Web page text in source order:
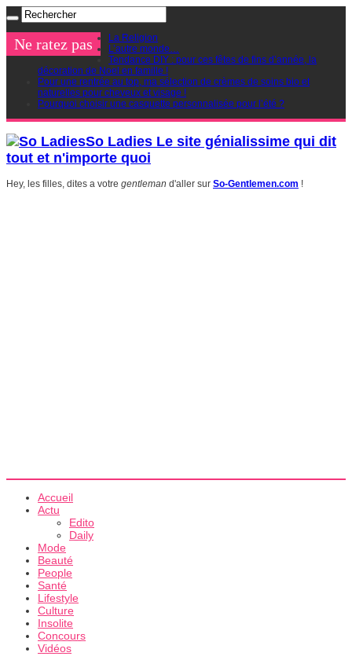
Ne ratez pas
La Religion
L’autre monde…
Tendance DIY : pour ces fêtes de fins d’année, la
décoration de Noel en famille !
Pour une rentrée au top, ma sélection de crèmes de soins bio et
naturelles pour cheveux et visage !
Pourquoi choisir une casquette personnalisée pour l’été ?
So Ladies Le site génialissime qui dit
tout et n'importe quoi
Hey, les filles, dites a votre gentleman d'aller sur So-Gentlemen.com !
Accueil
Actu
Edito
Daily
Mode
Beauté
People
Santé
Lifestyle
Culture
Insolite
Concours
Vidéos